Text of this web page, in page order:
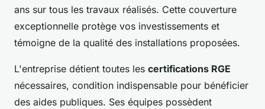
ans sur tous les travaux réalisés. Cette couverture
exceptionnelle protège vos investissements et
témoigne de la qualité des installations proposées.
L'entreprise détient toutes les certifications RGE
nécessaires, condition indispensable pour bénéficier
des aides publiques. Ses équipes possèdent